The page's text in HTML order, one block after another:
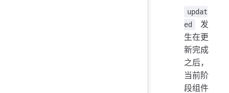
updat
ed
发
生在更
新完成
之后，
当前阶
段组件